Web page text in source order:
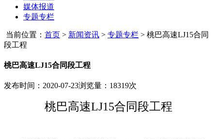
媒体报道
专题专栏
当前位置： 首页 > 新闻资讯 > 专题专栏 > 桃巴高速LJ15合同
段工程
桃巴高速LJ15合同段工程
发布时间：2020-07-23浏览量：18319次
桃巴高速LJ15合同段工程